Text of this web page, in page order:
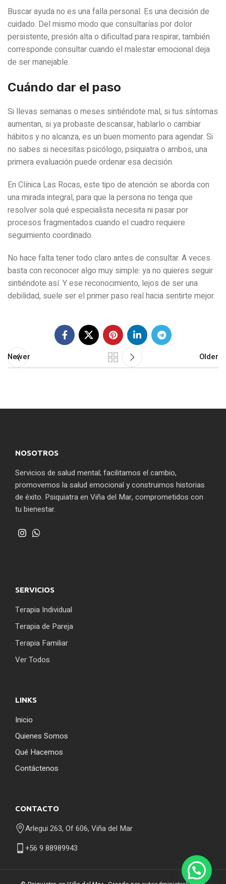
Buscar ayuda no es una falla personal. Es una decisión de
cuidado. Del mismo modo que consultarías por dolor
persistente, presión alta o dificultad para respirar, también
corresponde consultar cuando el malestar emocional deja
de ser manejable.
Cuándo dar el paso
Si llevas semanas o meses sintiéndote mal, si tus síntomas
aumentan, si ya probaste descansar, hablarlo o cambiar
hábitos y no alcanza, es un buen momento para agendar. Si
no sabes si necesitas psicólogo, psiquiatra o ambos, una
primera evaluación puede ordenar esa decisión.
En Clínica Las Rocas, este tipo de atención se aborda con
una mirada integral, para que la persona no tenga que
resolver sola qué especialista necesita ni pasar por
procesos fragmentados cuando el cuadro requiere
seguimiento coordinado.
No hace falta tener todo claro antes de consultar. A veces
basta con reconocer algo muy simple: ya no quieres seguir
sintiéndote así. Y ese reconocimiento, lejos de ser una
debilidad, suele ser el primer paso real hacia sentirte mejor.
Newer Older
NOSOTROS
Servicios de salud mental; facilitamos el cambio,
promovemos la salud emocional y construimos historias
de éxito. Psiquiatra en Viña del Mar, comprometidos con
tu bienestar.
SERVICIOS
Terapia Individual
Terapia de Pareja
Terapia Familiar
Ver Todos
LINKS
Inicio
Quienes Somos
Qué Hacemos
Contáctenos
CONTACTO
Arlegui 263, Of 606, Viña del Mar
+56 9 88989943